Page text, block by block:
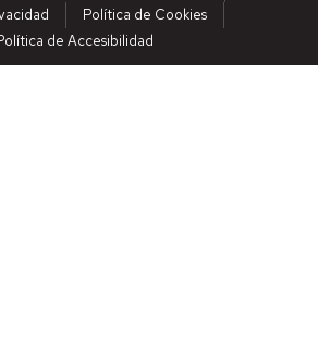
Política de Cookies
de Accesibilidad